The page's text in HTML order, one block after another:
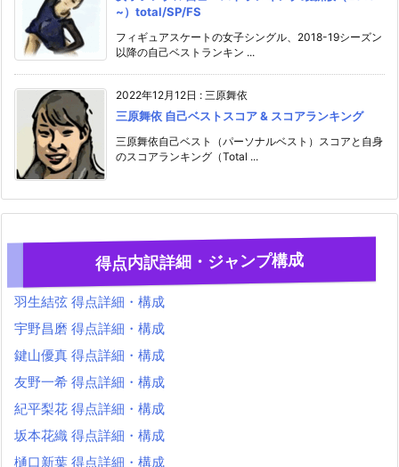
~）total/SP/FS
フィギュアスケートの女子シングル、2018-19シーズン
以降の自己ベストランキン ...
2022年12月12日 : 三原舞依
三原舞依 自己ベストスコア & スコアランキング
三原舞依自己ベスト（パーソナルベスト）スコアと自身
のスコアランキング（Total ...
得点内訳詳細・ジャンプ構成
羽生結弦 得点詳細・構成
宇野昌磨 得点詳細・構成
鍵山優真 得点詳細・構成
友野一希 得点詳細・構成
紀平梨花 得点詳細・構成
坂本花織 得点詳細・構成
樋口新葉 得点詳細・構成